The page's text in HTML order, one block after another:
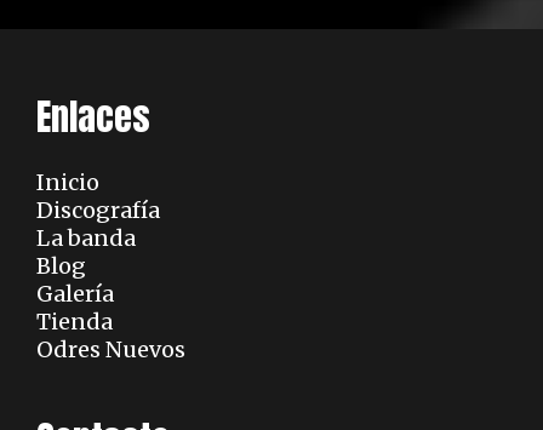
Enlaces
Inicio
Discografía
La banda
Blog
Galería
Tienda
Odres Nuevos